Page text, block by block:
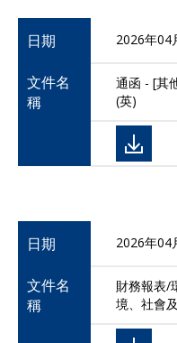
日期 2026年04
文件名
稱
通函 - [其
(英)
日期 2026年04
文件名
稱
財務報表/
境、社會